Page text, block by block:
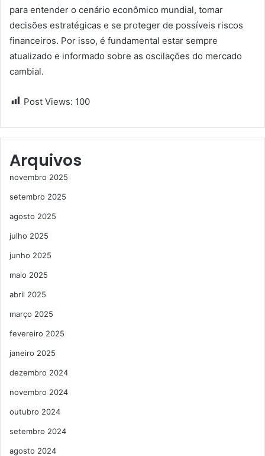
para entender o cenário econômico mundial, tomar
decisões estratégicas e se proteger de possíveis riscos
financeiros. Por isso, é fundamental estar sempre
atualizado e informado sobre as oscilações do mercado
cambial.
Post Views: 100
Arquivos
novembro 2025
setembro 2025
agosto 2025
julho 2025
junho 2025
maio 2025
abril 2025
março 2025
fevereiro 2025
janeiro 2025
dezembro 2024
novembro 2024
outubro 2024
setembro 2024
agosto 2024